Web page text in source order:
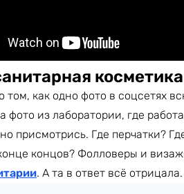
том, как одно фото в соцсетях
фото из лаборатории, где
присмотрись. Где перчатки?
концов? Фолловеры и
. А та в ответ всё отрицала.